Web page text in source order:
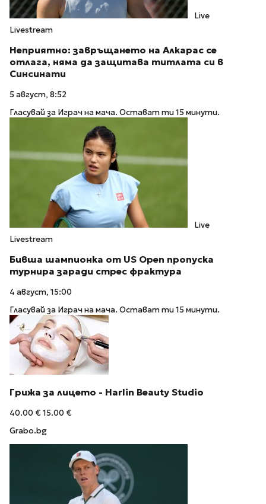
Live
Livestream
Неприятно: завръщането на Алкарас се
отлага, няма да защитава титлата си в
Синсинати
5 август, 8:52
Гласувай за Играч на мача. Остават ти 15 минути.
Live
Livestream
Бивша шампионка от US Open пропуска
турнира заради стрес фрактура
4 август, 15:00
Гласувай за Играч на мача. Остават ти 15 минути.
Грижа за лицето - Harlin Beauty Studio
40.00 €15.00 €
Grabo.bg